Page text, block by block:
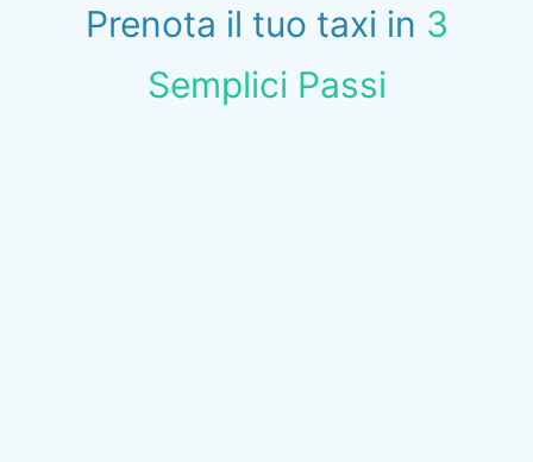
Prenota il tuo taxi in 3
Semplici Passi